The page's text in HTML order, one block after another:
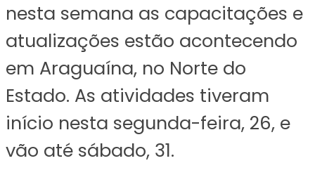
nesta semana as capacitações e
atualizações estão acontecendo
em Araguaína, no Norte do
Estado. As atividades tiveram
início nesta segunda-feira, 26, e
vão até sábado, 31.